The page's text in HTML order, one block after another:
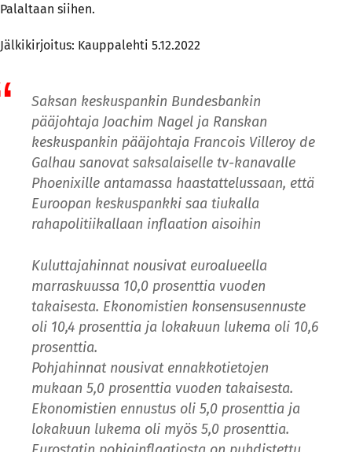
Palaltaan siihen.
Jälkikirjoitus: Kauppalehti 5.12.2022
Saksan keskuspankin Bundesbankin
pääjohtaja Joachim Nagel ja Ranskan
keskuspankin pääjohtaja Francois Villeroy de
Galhau sanovat saksalaiselle tv-kanavalle
Phoenixille antamassa haastattelussaan, että
Euroopan keskuspankki saa tiukalla
rahapolitiikallaan inflaation aisoihin
Kuluttajahinnat nousivat euroalueella
marraskuussa 10,0 prosenttia vuoden
takaisesta. Ekonomistien konsensusennuste
oli 10,4 prosenttia ja lokakuun lukema oli 10,6
prosenttia.
Pohjahinnat nousivat ennakkotietojen
mukaan 5,0 prosenttia vuoden takaisesta.
Ekonomistien ennustus oli 5,0 prosenttia ja
lokakuun lukema oli myös 5,0 prosenttia.